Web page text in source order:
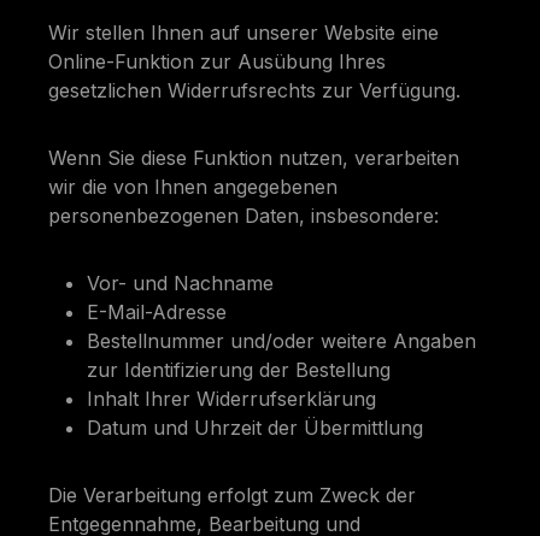
Wir stellen Ihnen auf unserer Website eine
Online-Funktion zur Ausübung Ihres
gesetzlichen Widerrufsrechts zur Verfügung.
Wenn Sie diese Funktion nutzen, verarbeiten
wir die von Ihnen angegebenen
personenbezogenen Daten, insbesondere:
Vor- und Nachname
E-Mail-Adresse
Bestellnummer und/oder weitere Angaben
zur Identifizierung der Bestellung
Inhalt Ihrer Widerrufserklärung
Datum und Uhrzeit der Übermittlung
Die Verarbeitung erfolgt zum Zweck der
Entgegennahme, Bearbeitung und